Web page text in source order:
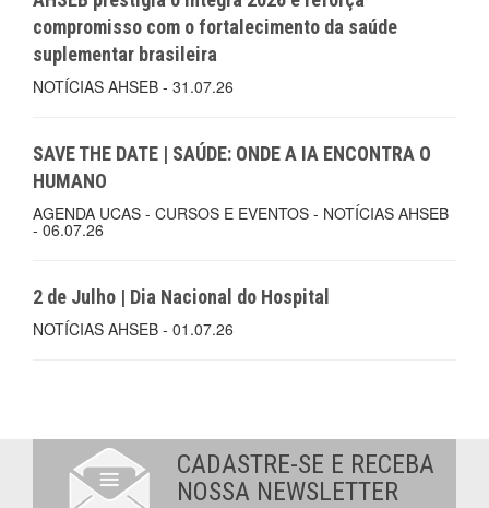
compromisso com o fortalecimento da saúde
suplementar brasileira
NOTÍCIAS AHSEB - 31.07.26
SAVE THE DATE | SAÚDE: ONDE A IA ENCONTRA O
HUMANO
AGENDA UCAS - CURSOS E EVENTOS - NOTÍCIAS AHSEB
- 06.07.26
2 de Julho | Dia Nacional do Hospital
NOTÍCIAS AHSEB - 01.07.26
CADASTRE-SE E RECEBA
NOSSA NEWSLETTER